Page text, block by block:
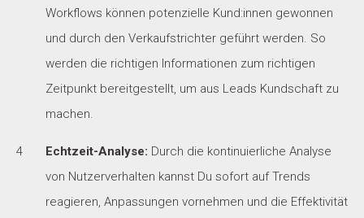
Workflows können potenzielle Kund:innen gewonnen
und durch den Verkaufstrichter geführt werden. So
werden die richtigen Informationen zum richtigen
Zeitpunkt bereitgestellt, um aus Leads Kundschaft zu
machen.
Echtzeit-Analyse: Durch die kontinuierliche Analyse
von Nutzerverhalten kannst Du sofort auf Trends
reagieren, Anpassungen vornehmen und die Effektivität